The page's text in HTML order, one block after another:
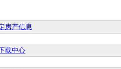
房产信息
载中心